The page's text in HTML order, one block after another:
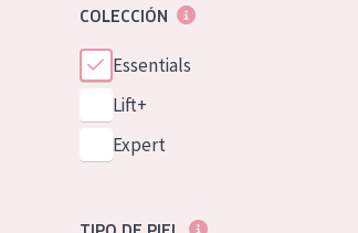
COLECCIÓN
Essentials
Lift+
Expert